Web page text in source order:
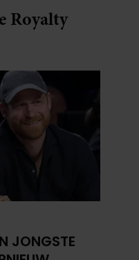
Royalty
JONGSTE